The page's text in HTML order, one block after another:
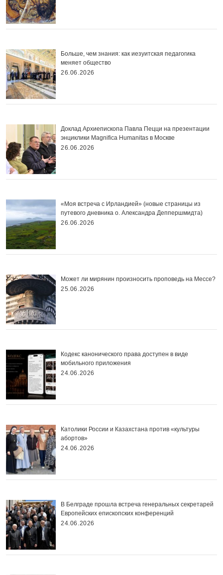
Больше, чем знания: как иезуитская педагогика
меняет общество
26.06.2026
Доклад Архиепископа Павла Пецци на презентации
энциклики Magnifica Нumanitas в Москве
26.06.2026
«Моя встреча с Ирландией» (новые страницы из
путевого дневника о. Александра Деппершмидта)
26.06.2026
Может ли мирянин произносить проповедь на Мессе?
25.06.2026
Кодекс канонического права доступен в виде
мобильного приложения
24.06.2026
Католики России и Казахстана против «культуры
абортов»
24.06.2026
В Белграде прошла встреча генеральных секретарей
Европейских епископских конференций
24.06.2026